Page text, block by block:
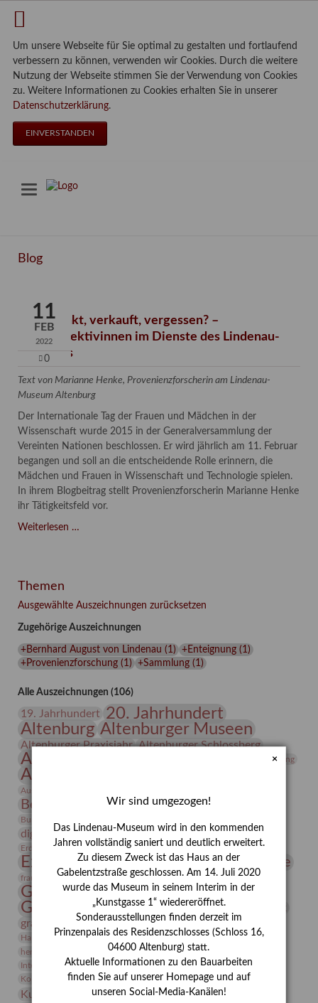
Um unsere Webseite für Sie optimal zu gestalten und fortlaufend
verbessern zu können, verwenden wir Cookies. Durch die weitere
Nutzung der Webseite stimmen Sie der Verwendung von Cookies
zu. Weitere Informationen zu Cookies erhalten Sie in unserer
Datenschutzerklärung.
EINVERSTANDEN
Blog
11
FEB
2022
0
Verschenkt, verkauft, vergessen? –
Kunstdetektivinnen im Dienste des Lindenau-
Museums
Text von Marianne Henke, Provenienzforscherin am Lindenau-
Museum Altenburg
Der Internationale Tag der Frauen und Mädchen in der
Wissenschaft wurde 2015 in der Generalversammlung der
Vereinten Nationen beschlossen. Er wird jährlich am 11. Februar
begangen und soll an die entscheidende Rolle erinnern, die
Mädchen und Frauen in Wissenschaft und Technologie spielen.
In ihrem Blogbeitrag stellt Provenienzforscherin Marianne Henke
ihr Tätigkeitsfeld vor.
Weiterlesen …
im
des
Lindenau-
Museums
Themen
Ausgewählte Auszeichnungen zurücksetzen
Zugehörige Auszeichnungen
+Bernhard August von Lindenau (1 ) +Enteignung(1 )
+Provenienzforschung(1 ) +Sammlung(1 )
Alle Auszeichnungen (106)
19. Jahrhundert 20. Jahrhundert
Altenburg Altenburger Museen
Altenburger Praxisjahr Altenburger Schlossberg
Antike Asta Gröting
Ausstellung
Ausstellung „Vier Winde“
Bernhard August von Lindenau
Burg Posterstein
digitallabor Entartete Kunst
Enteignung
Erdmann Julius Dietrich
Erlebnisportal estrusker Exlibris
Expressionismus Festrede Florenz Fotografie
frauen Frauen in der Antike und heute
Gerhard-Altenbourg-Preis
Gerhard Altenbourg
Gerhard Kurt Müller
grafische sammlung griechische Mythologie
Hanns-Conon von der Gabelentz Heinrich Kirchhoff Heldinnen
herman de vries Humboldt
Insekten
Integriertes Schädlingsmanagement
Italien Jahresempfang
Jubiläum
Kolosseum
Kooperationsausstellung Korkmodelle Kunst
Kunstmuseum Kunstvermittlung Kunst von Kühl
×
Wir sind umgezogen!
Das Lindenau-Museum wird in den kommenden
Jahren vollständig saniert und deutlich erweitert.
Zu diesem Zweck ist das Haus an der
Gabelentzstraße geschlossen. Am 14. Juli 2020
wurde das Museum in seinem Interim in der
„Kunstgasse 1“ wiedereröffnet.
Sonderausstellungen finden derzeit im
Prinzenpalais des Residenzschlosses (Schloss 16,
04600 Altenburg) statt.
Aktuelle Informationen zu den Bauarbeiten
finden Sie auf unserer Homepage und auf
unseren Social-Media-Kanälen!